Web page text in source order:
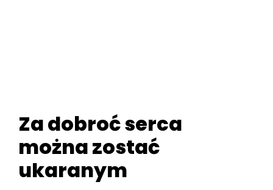
Za dobroć serca
można zostać
ukaranym